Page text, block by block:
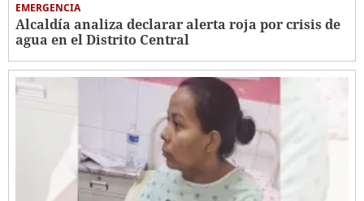
EMERGENCIA
Alcaldía analiza declarar alerta roja por crisis de
agua en el Distrito Central